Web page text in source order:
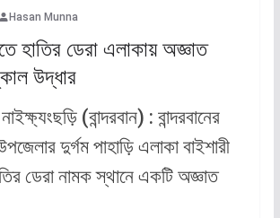
Hasan Munna
হাতির ডেরা এলাকায় অজ্ঞাত
উদ্ধার
(বান্দরবান) : বান্দরবানের
দুর্গম পাহাড়ি এলাকা বাইশারী
ডেরা নামক স্থানে একটি অজ্ঞাত